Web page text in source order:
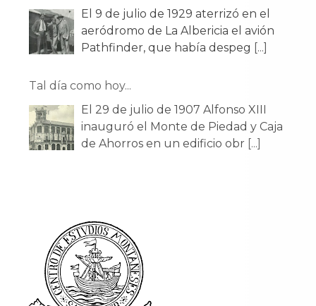
El 9 de julio de 1929 aterrizó en el
aeródromo de La Albericia el avión
Pathfinder, que había despeg [...]
Tal día como hoy...
El 29 de julio de 1907 Alfonso XIII
inauguró el Monte de Piedad y Caja
de Ahorros en un edificio obr [...]